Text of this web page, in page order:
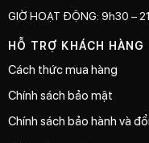
GIỜ HOẠT ĐỘNG: 9h30 –
HỖ TRỢ KHÁCH HÀNG
Cách thức mua hàng
Chính sách bảo mật
Chính sách bảo hành và